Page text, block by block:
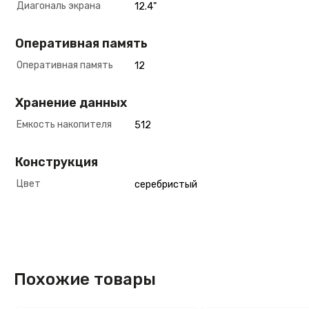
Диагональ экрана 12.4"
Оперативная память
Оперативная память 12
Хранение данных
Емкость накопителя 512
Конструкция
Цвет серебристый
Похожие товары